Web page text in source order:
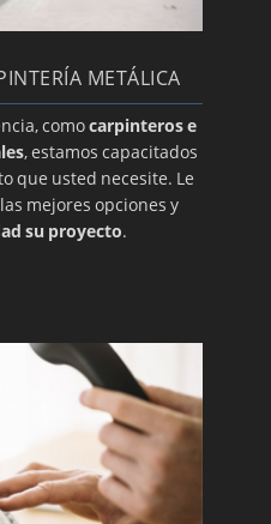
METÁLICA
comocarpinteros e
, estamos capacitados
que usted necesite. Le
mejores opciones y
su proyecto.